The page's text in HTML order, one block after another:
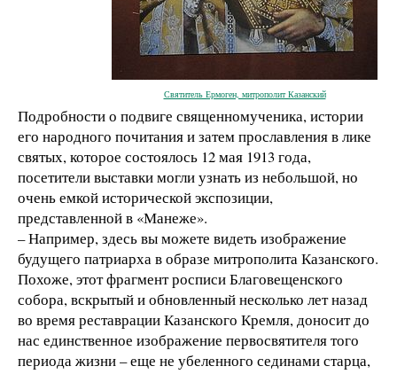
Святитель Ермоген, митрополит Казанский
Подробности о подвиге священномученика, истории
его народного почитания и затем прославления в лике
святых, которое состоялось 12 мая 1913 года,
посетители выставки могли узнать из небольшой, но
очень емкой исторической экспозиции,
представленной в «Манеже».
– Например, здесь вы можете видеть изображение
будущего патриарха в образе митрополита Казанского.
Похоже, этот фрагмент росписи Благовещенского
собора, вскрытый и обновленный несколько лет назад
во время реставрации Казанского Кремля, доносит до
нас единственное изображение первосвятителя того
периода жизни – еще не убеленного сединами старца,